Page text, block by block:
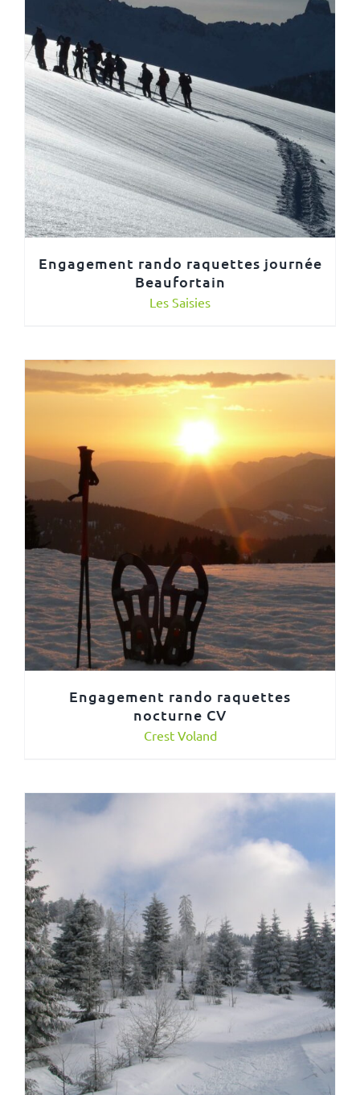
Engagement rando raquettes journée
Beaufortain
Les Saisies
Engagement rando raquettes
nocturne CV
Crest Voland